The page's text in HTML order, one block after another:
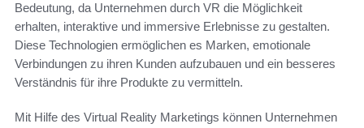
Bedeutung, da Unternehmen durch VR die Möglichkeit
erhalten, interaktive und immersive Erlebnisse zu gestalten.
Diese Technologien ermöglichen es Marken, emotionale
Verbindungen zu ihren Kunden aufzubauen und ein besseres
Verständnis für ihre Produkte zu vermitteln.
Mit Hilfe des Virtual Reality Marketings können Unternehmen